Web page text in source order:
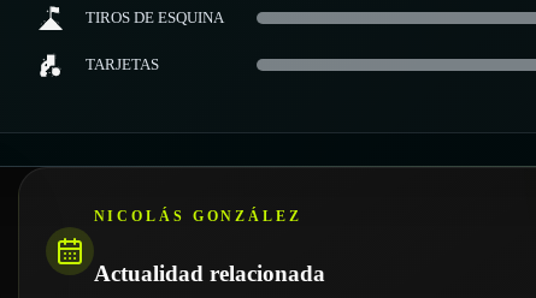
TIROS DE ESQUINA
TARJETAS
NICOLÁS GONZÁLEZ
Actualidad relacionada